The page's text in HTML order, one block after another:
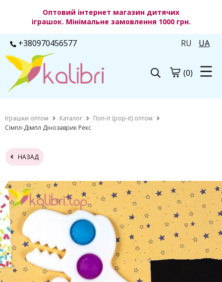
Оптовий інтернет магазин дитячих
іграшок. Мінімальне замовлення 1000 грн.
+380970456577 RU UA
(0)
Іграшки оптом Каталог
Поп-іт (pop-it) оптом
Сімпл-Дімпл Дінозаврик Рекс
НАЗАД